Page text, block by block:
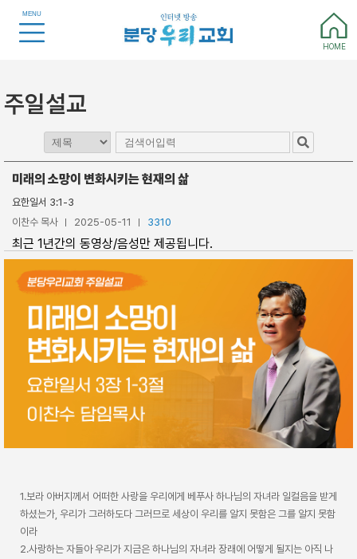
MENU
HOME
주일설교
미래의 소망이 변화시키는 현재의 삶
요한일서 3:1-3
이찬수 목사
2025-05-11 3310
최근 1년간의 동영상/음성만 제공됩니다.
1.보라 아버지께서 어떠한 사랑을 우리에게 베푸사 하나님의 자녀라 일컬음을 받게
하셨는가, 우리가 그러하도다 그러므로 세상이 우리를 알지 못함은 그를 알지 못함
이라
2.사랑하는 자들아 우리가 지금은 하나님의 자녀라 장래에 어떻게 될지는 아직 나